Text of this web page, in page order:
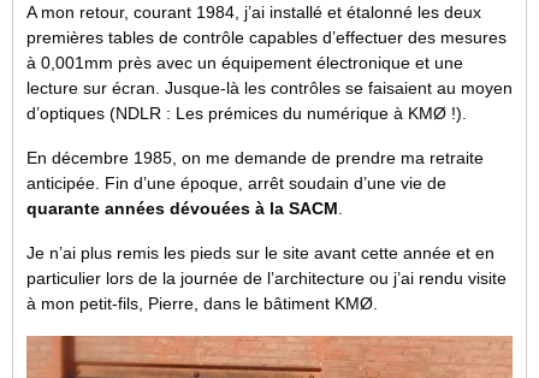
A mon retour, courant 1984, j’ai installé et étalonné les deux
premières tables de contrôle capables d’effectuer des mesures
à 0,001mm près avec un équipement électronique et une
lecture sur écran. Jusque-là les contrôles se faisaient au moyen
d’optiques (NDLR : Les prémices du numérique à KMØ !).
En décembre 1985, on me demande de prendre ma retraite
anticipée. Fin d’une époque, arrêt soudain d’une vie de
quarante années dévouées à la SACM
Je n’ai plus remis les pieds sur le site avant cette année et en
particulier lors de la journée de l’architecture ou j’ai rendu visite
à mon petit-fils, Pierre, dans le bâtiment KMØ.